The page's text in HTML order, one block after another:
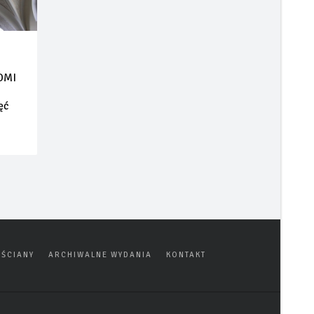
ŚCIANY ARCHIWALNE WYDANIA KONTAKT